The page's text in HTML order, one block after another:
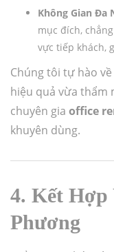
Không Gian Đa
mục đích,
vực tiếp khách,
Chúng tôi tự hào
hiệu quả vừa thẩm
chuyên gia office
khuyên dùng.
4. Kết Hợp
Phương